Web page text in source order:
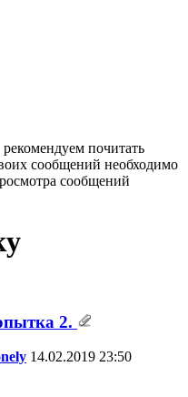
почитать
сообщений необходимо
сообщений
2.
14.02.2019 23:50